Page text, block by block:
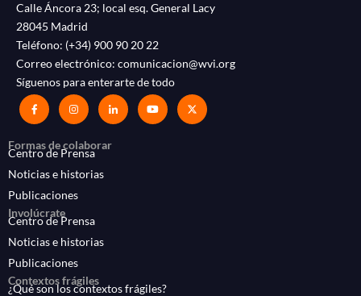
Calle Áncora 23; local esq. General Lacy
28045 Madrid
Teléfono: (+34) 900 90 20 22
Correo electrónico: comunicacion@wvi.org
Síguenos para enterarte de todo
Formas de colaborar
Centro de Prensa
Noticias e historias
Publicaciones
Involúcrate
Centro de Prensa
Noticias e historias
Publicaciones
Contextos frágiles
¿Qué son los contextos frágiles?